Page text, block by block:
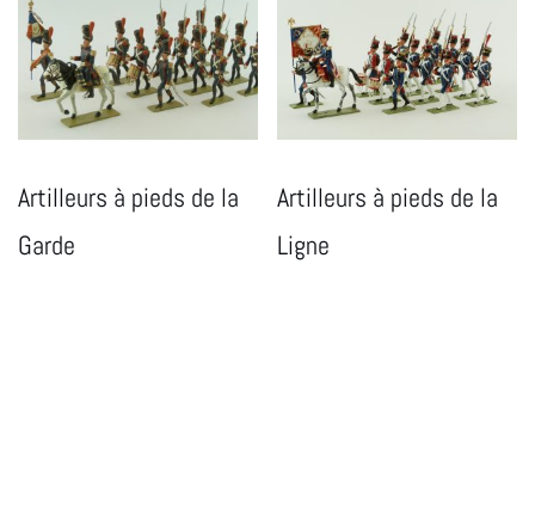
Artilleurs à pieds de la
Garde
Artilleurs à pieds de la
Ligne